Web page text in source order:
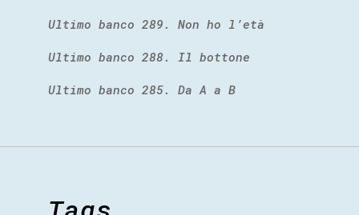
Ultimo banco 289. Non ho l’età
Ultimo banco 288. Il bottone
Ultimo banco 285. Da A a B